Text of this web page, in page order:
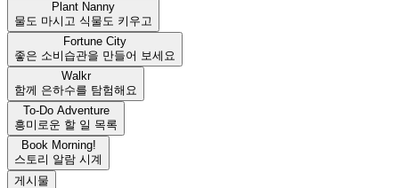
Plant Nanny
물도 마시고 식물도 키우고
Fortune City
좋은 소비습관을 만들어 보세요
Walkr
함께 은하수를 탐험해요
To-Do Adventure
흥미로운 할 일 목록
Book Morning!
스토리 알람 시계
게시물